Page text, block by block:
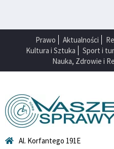
Prawo Aktualności
Kultura i Sztuka
Sport i
Nauka, Zdrowie i
Al. Korfantego 191E